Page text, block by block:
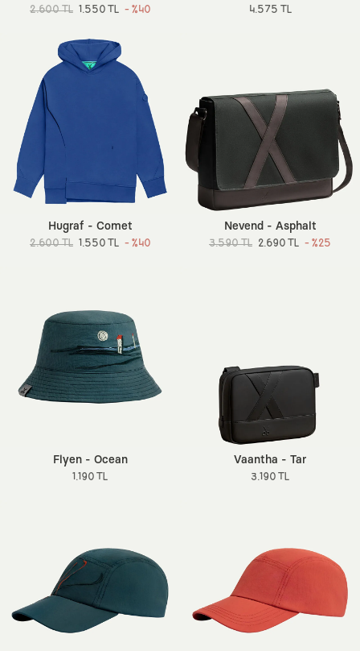
2.600 TL 1.550 TL - %40 4.575 TL
Hugraf - Comet
2.600 TL 1.550 TL - %40
Nevend - Asphalt
3.590 TL 2.690 TL - %25
Flyen - Ocean
1.190 TL
Vaantha - Tar
3.190 TL